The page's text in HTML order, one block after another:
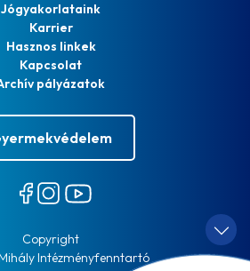
Jógyakorlataink
Karrier
Hasznos linkek
Kapcsolat
pályázatok
Copyright
Intézményfenntartó